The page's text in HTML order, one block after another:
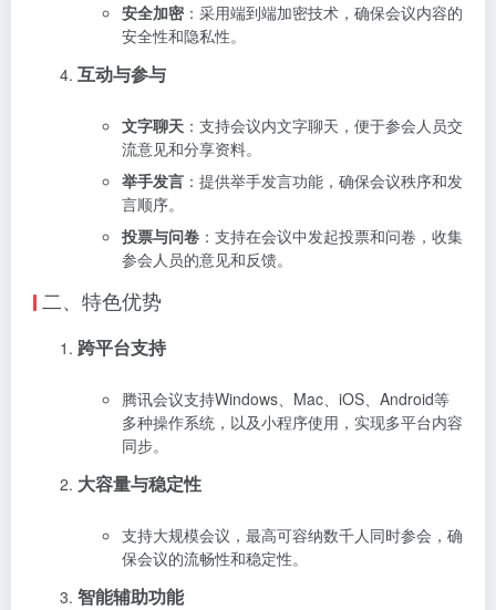
安全加密 ：采用端到端加密技术，确保会议内容的
安全性和隐私性。
互动与参与
文字聊天 ：支持会议内文字聊天，便于参会人员交
流意见和分享资料。
举手发言 ：提供举手发言功能，确保会议秩序和发
言顺序。
投票与问卷 ：支持在会议中发起投票和问卷，收集
参会人员的意见和反馈。
二、特色优势
跨平台支持
腾讯会议支持Windows、Mac、iOS、Android等
多种操作系统，以及小程序使用，实现多平台内容
同步。
大容量与稳定性
支持大规模会议，最高可容纳数千人同时参会，确
保会议的流畅性和稳定性。
智能辅助功能